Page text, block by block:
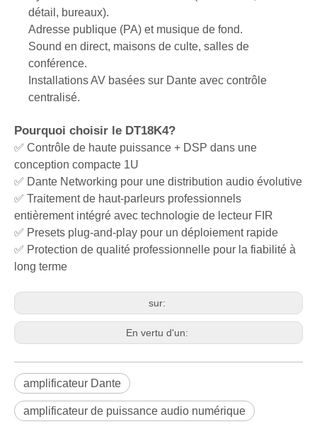
détail, bureaux).
Adresse publique (PA) et musique de fond.
Sound en direct, maisons de culte, salles de
conférence.
Installations AV basées sur Dante avec contrôle
centralisé.
Pourquoi choisir le DT18K4?
✅ Contrôle de haute puissance + DSP dans une
conception compacte 1U
✅ Dante Networking pour une distribution audio évolutive
✅ Traitement de haut-parleurs professionnels
entièrement intégré avec technologie de lecteur FIR
✅ Presets plug-and-play pour un déploiement rapide
✅ Protection de qualité professionnelle pour la fiabilité à
long terme
sur:
En vertu d'un:
amplificateur Dante
amplificateur de puissance audio numérique